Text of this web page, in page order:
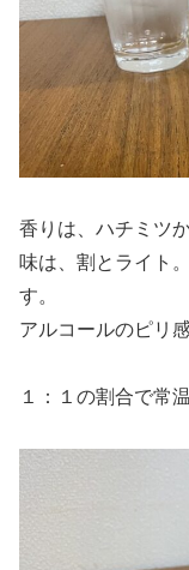
香りは、ハチミツ
味は、割とライト
す。
アルコールのピリ
１：１の割合で常